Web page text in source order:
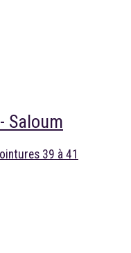
Saloum
39 à 41